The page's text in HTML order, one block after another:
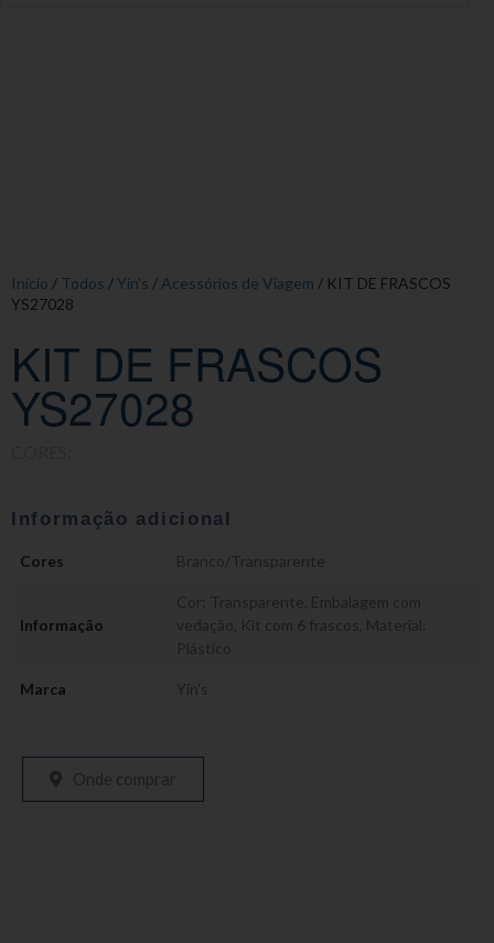
Início / Todos /Yin's / Acessórios de Viagem / KIT DE FRASCOS
YS27028
KIT DE FRASCOS
YS27028
Informação adicional
Cores Branco/Transparente
Informação
Cor: Transparente Embalagem com
vedação Kit com 6 frascos
Material:
Plástico
Marca Yin's
Onde comprar